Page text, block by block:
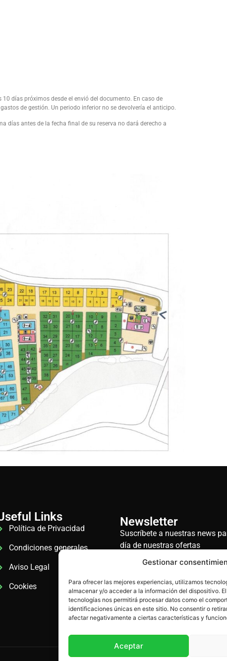
Gestionar
Para ofrecer las mejores experiencias, utilizamos
almacenar y/o acceder a la información del dispositivo.
tecnologías nos permitirá procesar datos como el
identificaciones únicas en este sitio. No consentir o
afectar negativamente a ciertas características y
Aceptar
días próximos desde el envió del documento. En caso de
de gestión. Un periodo inferior no se devolvería el anticipo.
días antes de la fecha final de su reserva no dará derecho a
Links
Política de Privacidad
Condiciones generales
Aviso Legal
Cookies
Newsletter
Suscríbete a nuestras news
día de nuestras ofertas